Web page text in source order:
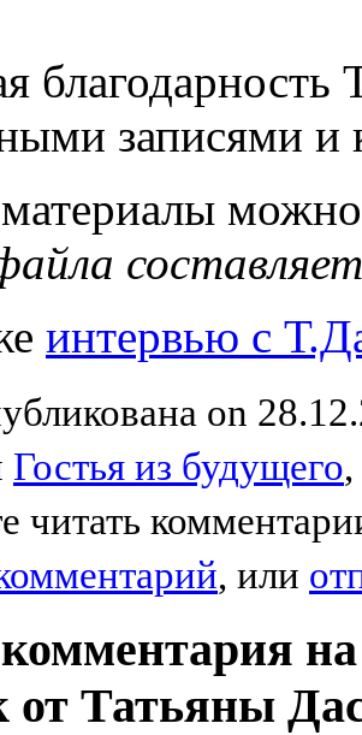
благодарность
записями и
материалы
интервью с
on
Гостья из будущего,
читать
, или
от Татьяны